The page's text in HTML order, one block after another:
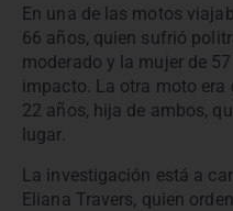
En una de las motos
66 años, quien sufrió
moderado y la mujer de
impacto. La otra moto era
22 años, hija de ambos,
lugar.
La investigación está a
Eliana Travers, quien